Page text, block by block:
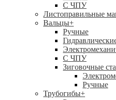
С ЧПУ
Листоправильные
Вальцы+
Ручные
С ЧПУ
Зиговочные
Ручные
Трубогибы+